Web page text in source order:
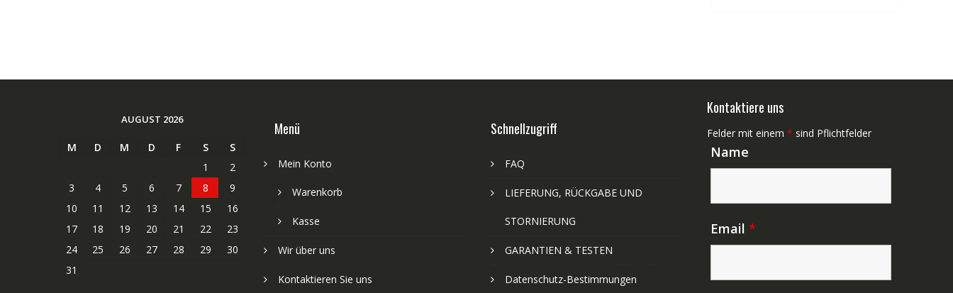
AUGUST 2026
M D M D F S
S
1
2
3
4 5 6 7 8
9
10
11 12 13 14 15
16
17
18 19 20 21 22
23
24
25 26 27 28 29
30
31
Menü
Mein Konto
Warenkorb
Kasse
Wir über uns
Kontaktieren Sie uns
Schnellzugriff
FAQ
LIEFERUNG, RÜCKGABE UND
STORNIERUNG
GARANTIEN & TESTEN
Datenschutz-Bestimmungen
Kontaktiere uns
Felder mit einem * sind Pflichtfelder
Name
Email *